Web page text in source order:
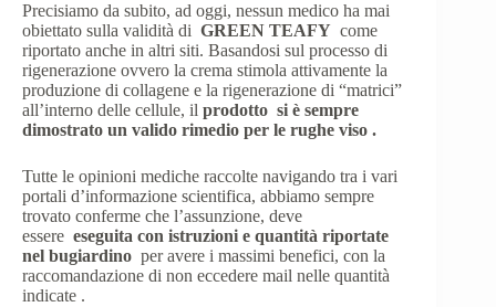
Precisiamo da subito, ad oggi, nessun medico ha mai
obiettato sulla validità di GREEN TEAFY come
riportato anche in altri siti. Basandosi sul processo di
rigenerazione ovvero la crema stimola attivamente la
produzione di collagene e la rigenerazione di “matrici”
all’interno delle cellule, il prodotto si è sempre
dimostrato un valido rimedio per le rughe viso .
Tutte le opinioni mediche raccolte navigando tra i vari
portali d’informazione scientifica, abbiamo sempre
trovato conferme che l’assunzione, deve
essere eseguita con istruzioni e quantità riportate
nel bugiardino per avere i massimi benefici, con la
raccomandazione di non eccedere mail nelle quantità
indicate .